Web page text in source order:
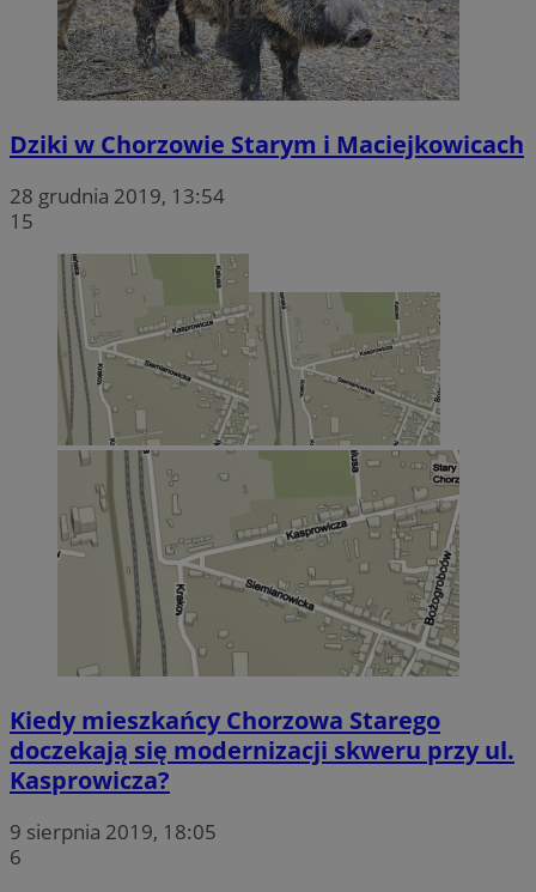
Dziki w Chorzowie Starym i Maciejkowicach
28 grudnia 2019, 13:54
15
Kiedy mieszkańcy Chorzowa Starego
doczekają się modernizacji skweru przy ul.
Kasprowicza?
9 sierpnia 2019, 18:05
6